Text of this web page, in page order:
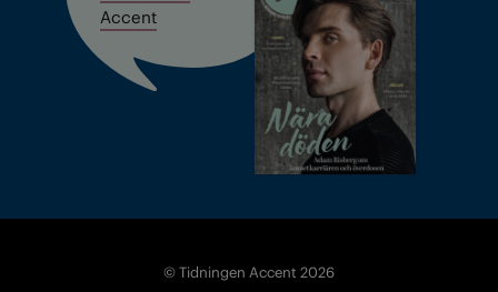
Accent
© Tidningen Accent 2026